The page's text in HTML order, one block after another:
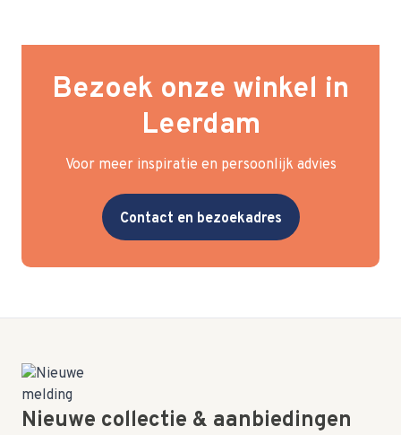
Bezoek onze winkel in
Leerdam
Voor meer inspiratie en persoonlijk advies
Contact en bezoekadres
Nieuwe collectie & aanbiedingen